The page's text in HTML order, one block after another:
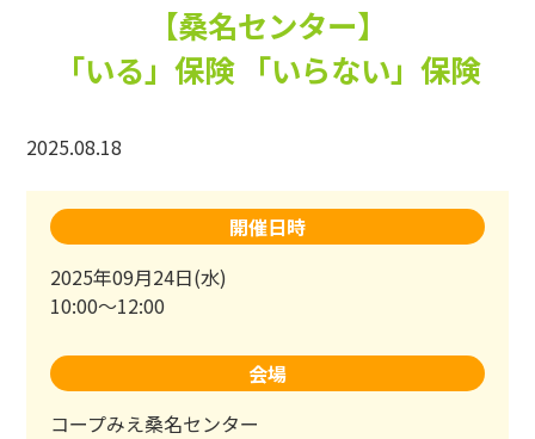
【桑名センター】
「いる」保険 「いらない」保険
2025.08.18
開催日時
2025年09月24日(水)
10:00～12:00
会場
コープみえ桑名センター